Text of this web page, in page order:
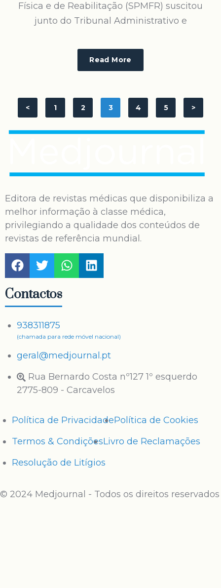
Física e de Reabilitação (SPMFR) suscitou
junto do Tribunal Administrativo e
Read More
< 1 2 3 4 5 >
Editora de revistas médicas que disponibiliza a
melhor informação à classe médica,
privilegiando a qualidade dos conteúdos de
revistas de referência mundial.
Contactos
938311875
(chamada para rede móvel nacional)
geral@medjournal.pt
Rua Bernardo Costa nº127 1º esquerdo
2775-809 - Carcavelos
Política de PrivacidadePolítica de Cookies
Termos & CondiçõesLivro de Reclamações
Resolução de Litígios
© 2024 Medjournal - Todos os direitos reservados